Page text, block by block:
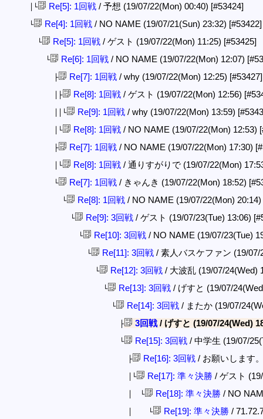
│└ Re[5]: 1回戦 / 予想 (19/07/22(Mon) 00:40) [#53424]
└ Re[4]: 1回戦 / NO NAME (19/07/21(Sun) 23:32) [#53422]
└ Re[5]: 1回戦 / ゲスト (19/07/22(Mon) 11:25) [#53425]
└ Re[6]: 1回戦 / NO NAME (19/07/22(Mon) 12:07)
├ Re[7]: 1回戦 / why (19/07/22(Mon) 12:25) [#53427]
│├ Re[8]: 1回戦 / ゲスト (19/07/22(Mon) 12:56)
││└ Re[9]: 1回戦 / why (19/07/22(Mon) 13:59)
│└ Re[8]: 1回戦 / NO NAME (19/07/22(Mon) 12:53)
├ Re[7]: 1回戦 / NO NAME (19/07/22(Mon) 17:30)
│└ Re[8]: 1回戦 / 通りすがりで (19/07/22(Mon)
└ Re[7]: 1回戦 / きゃんき (19/07/22(Mon) 18:52)
└ Re[8]: 1回戦 / NO NAME (19/07/22(Mon) 20:14)
└ Re[9]: 3回戦 / ゲスト (19/07/23(Tue) 13:06)
└ Re[10]: 3回戦 / NO NAME (19/07/23(Tue)
└ Re[11]: 3回戦 / 素人バスケファン (19/
└ Re[12]: 3回戦 / 大波乱 (19/07/24(Wed)
└ Re[13]: 3回戦 / げすと (19/07/
└ Re[14]: 3回戦 / またか (19/07/
├ 3回戦/ げすと (19/07/24(Wed)
└ Re[15]: 3回戦 / 中学生 (19/07/
├ Re[16]: 3回戦 / お願いします
│└ Re[17]: 準々決勝 / ゲスト
│ └ Re[18]: 準々決勝 / NO
│ └ Re[19]: 準々決勝 /